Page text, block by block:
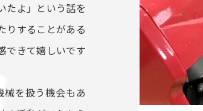
たよ」という話を
りすることがある
できて嬉しいです
を扱う機会もあ